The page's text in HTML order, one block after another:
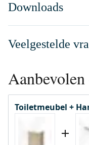
Downloads
Veelgestelde
Toiletmeubel +